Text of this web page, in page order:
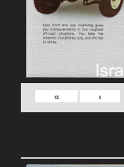
›
»